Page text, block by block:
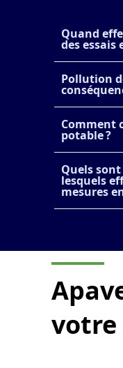
Quand
des
Pollution
Comment
potable ?
Quels
lesquels
mesures
votre